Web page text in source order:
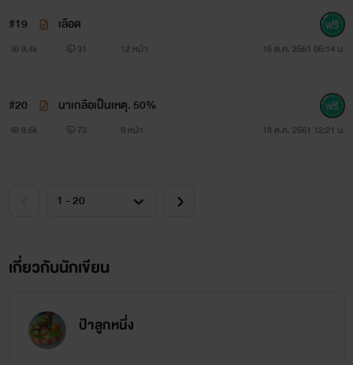
#19 เลือด
9.4k 31 12 หน้า 16 ต.ค. 2561 05:14 น.
#20 นาเกลือเป็นเหตุ. 50%
8.6k 73 9 หน้า 18 ต.ค. 2561 12:21 น.
เกี่ยวกับนักเขียน
ป้าลูกหนึ่ง